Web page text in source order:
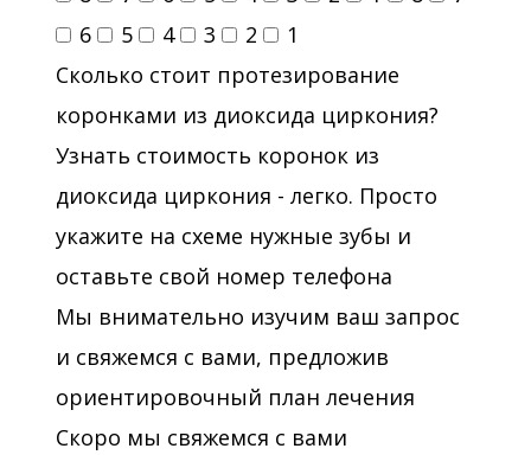
6
5 4 3 2
1
Сколько стоит протезирование
коронками из диоксида циркония?
Узнать стоимость коронок из
диоксида циркония - легко. Просто
укажите на схеме нужные зубы и
оставьте свой номер телефона
Мы внимательно изучим ваш запрос
и свяжемся с вами, предложив
ориентировочный план лечения
Скоро мы свяжемся с вами